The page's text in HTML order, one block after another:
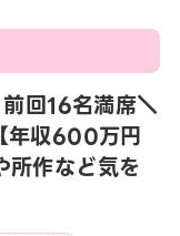
回16名満席＼
年収600万円
作など気を